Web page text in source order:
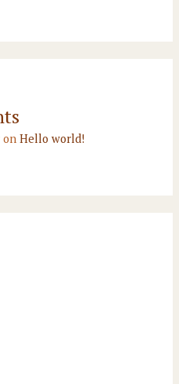
on Hello world!